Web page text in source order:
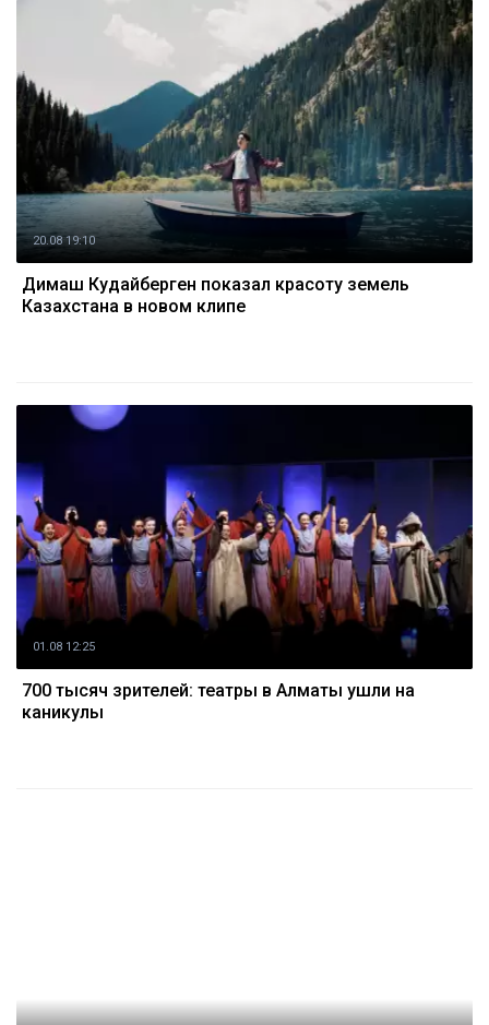
20.08 19:10
Димаш Кудайберген показал красоту земель
Казахстана в новом клипе
01.08 12:25
700 тысяч зрителей: театры в Алматы ушли на
каникулы